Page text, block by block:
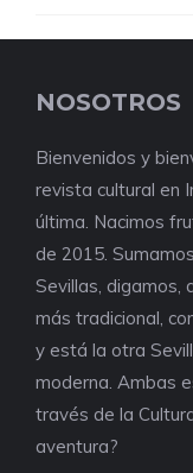
NOSOTROS
Bienvenidos y
revista cultural en
última. Nacimos
de 2015.
Sevillas, digamos,
más tradicional,
y está la otra
moderna. Ambas
través de la
aventura?